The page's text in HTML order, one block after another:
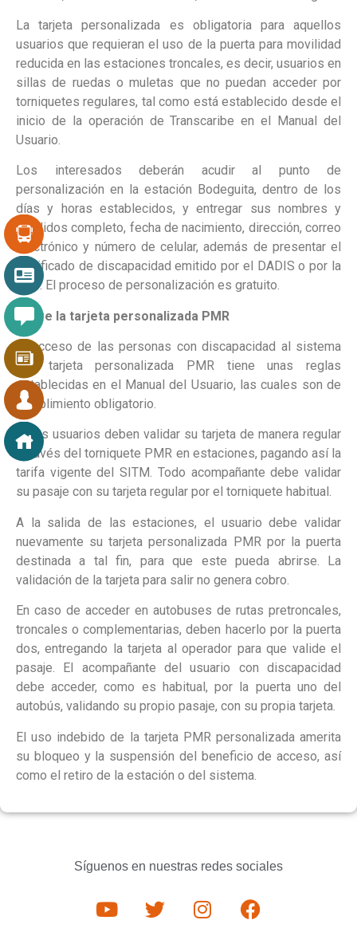
La tarjeta personalizada es obligatoria para aquellos
usuarios que requieran el uso de la puerta para movilidad
reducida en las estaciones troncales, es decir, usuarios en
sillas de ruedas o muletas que no puedan acceder por
torniquetes regulares, tal como está establecido desde el
inicio de la operación de Transcaribe en el Manual del
Usuario.
Los interesados deberán acudir al punto de
personalización en la estación Bodeguita, dentro de los
días y horas establecidos, y entregar sus nombres y
apellidos completo, fecha de nacimiento, dirección, correo
electrónico y número de celular, además de presentar el
certificado de discapacidad emitido por el DADIS o por la
EPS. El proceso de personalización es gratuito.
Sobre la tarjeta personalizada PMR
El acceso de las personas con discapacidad al sistema
con tarjeta personalizada PMR tiene unas reglas
establecidas en el Manual del Usuario, las cuales son de
cumplimiento obligatorio.
Estos usuarios deben validar su tarjeta de manera regular
a través del torniquete PMR en estaciones, pagando así la
tarifa vigente del SITM. Todo acompañante debe validar
su pasaje con su tarjeta regular por el torniquete habitual.
A la salida de las estaciones, el usuario debe validar
nuevamente su tarjeta personalizada PMR por la puerta
destinada a tal fin, para que este pueda abrirse. La
validación de la tarjeta para salir no genera cobro.
En caso de acceder en autobuses de rutas pretroncales,
troncales o complementarias, deben hacerlo por la puerta
dos, entregando la tarjeta al operador para que valide el
pasaje. El acompañante del usuario con discapacidad
debe acceder, como es habitual, por la puerta uno del
autobús, validando su propio pasaje, con su propia tarjeta.
El uso indebido de la tarjeta PMR personalizada amerita
su bloqueo y la suspensión del beneficio de acceso, así
como el retiro de la estación o del sistema.
Síguenos en nuestras redes sociales